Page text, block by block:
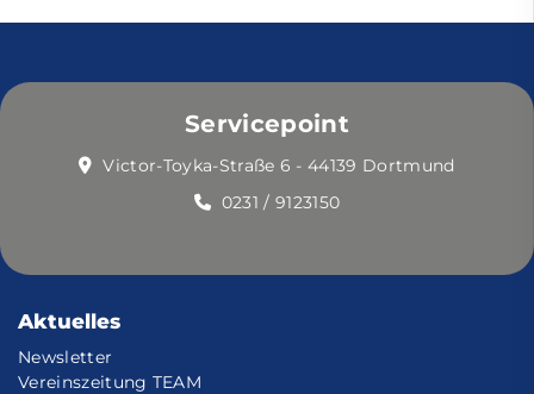
Servicepoint
Victor-Toyka-Straße 6 - 44139 Dortmund
0231 / 9123150
Aktuelles
Newsletter
Vereinszeitung TEAM